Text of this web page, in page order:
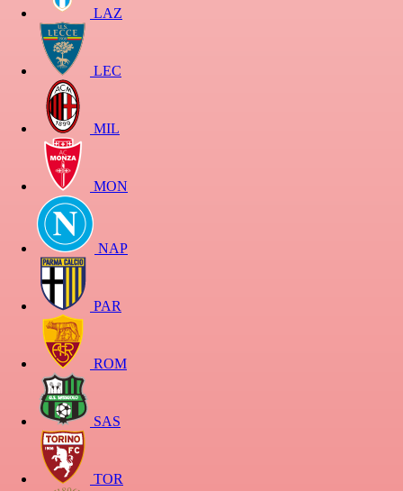
LAZ
LEC
MIL
MON
NAP
PAR
ROM
SAS
TOR